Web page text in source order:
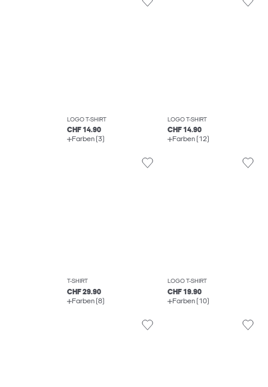
LOGO T-SHIRT
CHF 14.90
Farben (3)
LOGO T-SHIRT
CHF 14.90
Farben (12)
T-SHIRT
CHF 29.90
Farben (8)
LOGO T-SHIRT
CHF 19.90
Farben (10)